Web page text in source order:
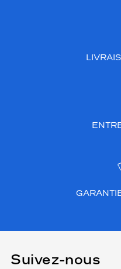
Suivez-nous